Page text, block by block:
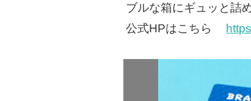
ブルな箱にギュッと詰
公式HPはこちら